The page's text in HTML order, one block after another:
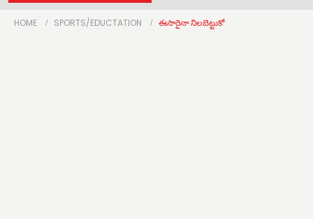
HOME SPORTS/EDUCTATION ఈసారైనా నిలబెట్టుకో